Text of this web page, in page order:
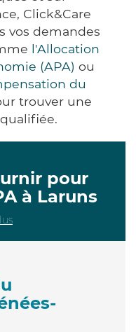
Click&Care
vos demandes
l'Allocation
(APA) ou
du
trouver une
pour
à Laruns